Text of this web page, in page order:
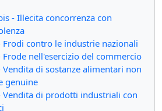
- Illecita concorrenza con
contro le industrie nazionali
nell'esercizio del commercio
di sostanze alimentari non
genuine
di prodotti industriali con